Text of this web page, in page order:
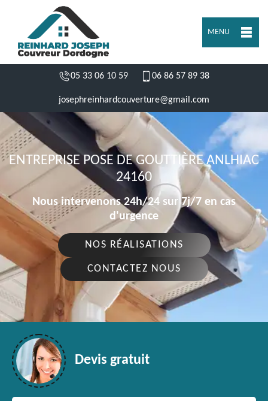
MENU
05 33 06 10 59 06 86 57 89 38
josephreinhardcouverture@gmail.com
ENTREPRISE POSE DE GOUTTIÈRE ANLHIAC
24160
Nous intervenons 24h/24 sur 7j/7 en cas
d'urgence
NOS RÉALISATIONS
CONTACTEZ NOUS
Devis gratuit